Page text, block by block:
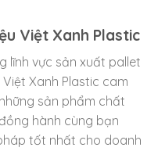
Việt Xanh Plastic
lĩnh vực sản xuất pallet
Xanh Plastic cam
sản phẩm chất
hành cùng bạn
tốt nhất cho doanh